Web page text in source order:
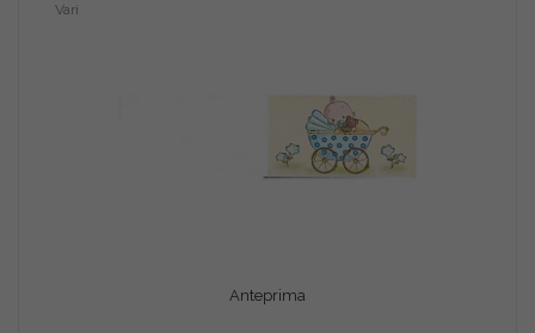
Anteprima
Vari